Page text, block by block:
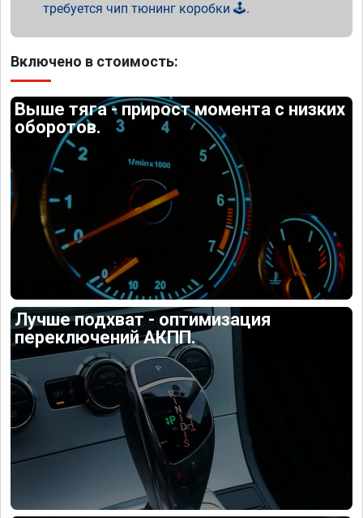
требуется чип тюнинг коробки 🕹️.
Включено в стоимость:
Выше тяга - прирост момента с низких
оборотов.
Лучше подхват - оптимизация
переключений АКПП.